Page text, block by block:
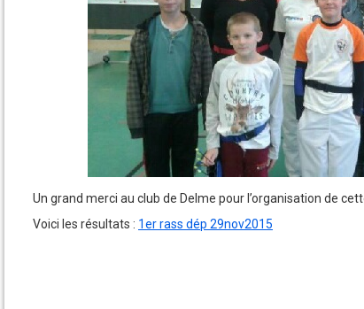
Un grand merci au club de Delme pour l’organisation de
Voici les résultats : 1er rass dép 29nov2015